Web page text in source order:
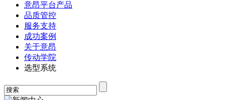
意昂平台产品
品质管控
服务支持
成功案例
关于意昂
传动学院
选型系统